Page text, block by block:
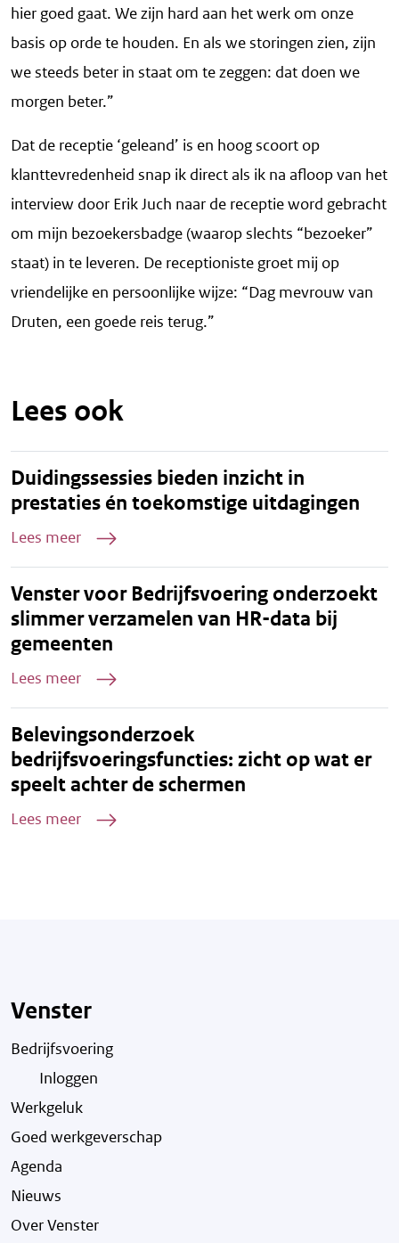
hier goed gaat. We zijn hard aan het werk om onze
basis op orde te houden. En als we storingen zien, zijn
we steeds beter in staat om te zeggen: dat doen we
morgen beter.”
Dat de receptie ‘geleand’ is en hoog scoort op
klanttevredenheid snap ik direct als ik na afloop van het
interview door Erik Juch naar de receptie word gebracht
om mijn bezoekersbadge (waarop slechts “bezoeker”
staat) in te leveren. De receptioniste groet mij op
vriendelijke en persoonlijke wijze: “Dag mevrouw van
Druten, een goede reis terug.”
Lees ook
Duidingssessies bieden inzicht in
prestaties én toekomstige uitdagingen
Lees meer
Venster voor Bedrijfsvoering onderzoekt
slimmer verzamelen van HR-data bij
gemeenten
Lees meer
Belevingsonderzoek
bedrijfsvoeringsfuncties: zicht op wat er
speelt achter de schermen
Lees meer
Venster
Bedrijfsvoering
Inloggen
Werkgeluk
Goed werkgeverschap
Agenda
Nieuws
Over Venster